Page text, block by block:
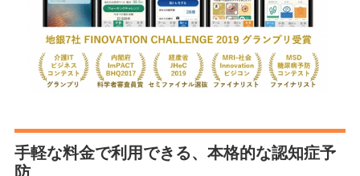
手軽な料金で利用できる、本格的な認知症予
防